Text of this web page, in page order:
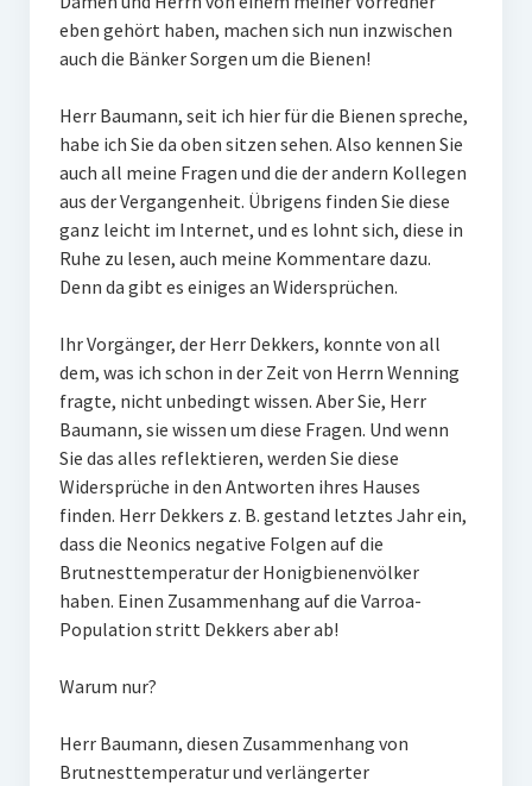
eben gehört haben, machen sich nun inzwischen
auch die Bänker Sorgen um die Bienen!
Herr Baumann, seit ich hier für die Bienen spreche,
habe ich Sie da oben sitzen sehen. Also kennen Sie
auch all meine Fragen und die der andern Kollegen
aus der Vergangenheit. Übrigens finden Sie diese
ganz leicht im Internet, und es lohnt sich, diese in
Ruhe zu lesen, auch meine Kommentare dazu.
Denn da gibt es einiges an Widersprüchen.
Ihr Vorgänger, der Herr Dekkers, konnte von all
dem, was ich schon in der Zeit von Herrn Wenning
fragte, nicht unbedingt wissen. Aber Sie, Herr
Baumann, sie wissen um diese Fragen. Und wenn
Sie das alles reflektieren, werden Sie diese
Widersprüche in den Antworten ihres Hauses
finden. Herr Dekkers z. B. gestand letztes Jahr ein,
dass die Neonics negative Folgen auf die
Brutnesttemperatur der Honigbienenvölker
haben. Einen Zusammenhang auf die Varroa-
Population stritt Dekkers aber ab!
Warum nur?
Herr Baumann, diesen Zusammenhang von
Brutnesttemperatur und verlängerter